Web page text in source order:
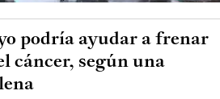
podría ayudar a frenar
cáncer, según una